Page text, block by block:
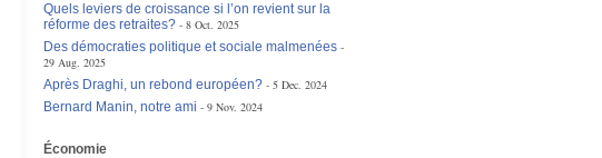
Quels leviers de croissance si l’on revient sur la
réforme des retraites?
8 Oct. 2025
Des démocraties politique et sociale malmenées
29 Aug. 2025
Après Draghi, un rebond européen?
5 Dec. 2024
Bernard Manin, notre ami
9 Nov. 2024
Économie